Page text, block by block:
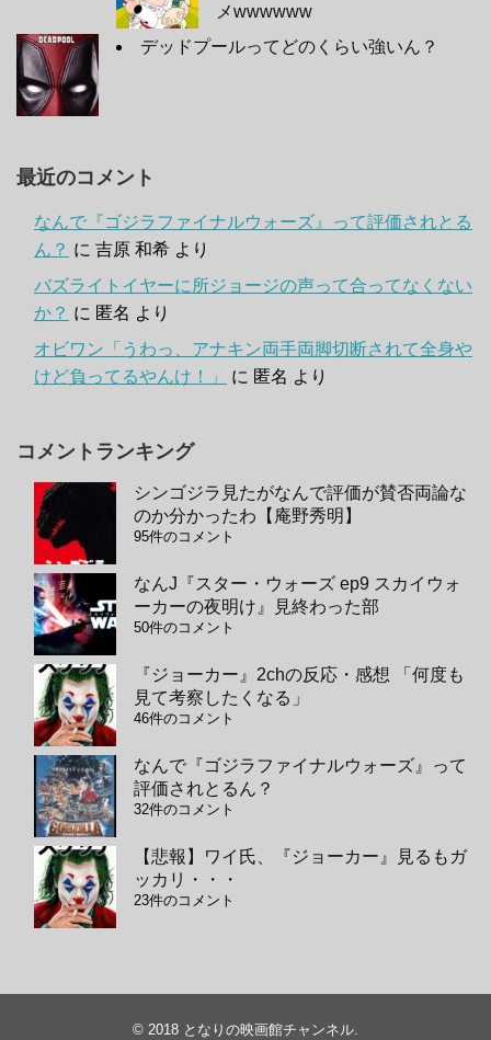
メwwwwww
デッドプールってどのくらい強いん？
最近のコメント
なんで『ゴジラファイナルウォーズ』って評価されとる
ん？ に 吉原 和希 より
バズライトイヤーに所ジョージの声って合ってなくない
か？ に 匿名 より
オビワン「うわっ、アナキン両手両脚切断されて全身や
けど負ってるやんけ！」
に 匿名 より
コメントランキング
シンゴジラ見たがなんで評価が賛否両論な
のか分かったわ【庵野秀明】
95件のコメント
なんJ『スター・ウォーズ ep9 スカイウォ
ーカーの夜明け』見終わった部
50件のコメント
『ジョーカー』2chの反応・感想 「何度も
見て考察したくなる」
46件のコメント
なんで『ゴジラファイナルウォーズ』って
評価されとるん？
32件のコメント
【悲報】ワイ氏、『ジョーカー』見るもガ
ッカリ・・・
23件のコメント
© 2018 となりの映画館チャンネル.